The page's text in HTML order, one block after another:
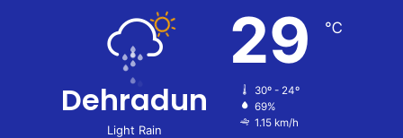
Dehradun
Light Rain
29 ℃
30º - 24º
69%
1.15 km/h